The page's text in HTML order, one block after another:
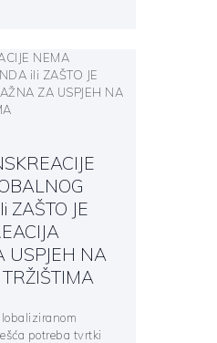
ZAŠTO JE
USPJEH NA
potreba tvrtki